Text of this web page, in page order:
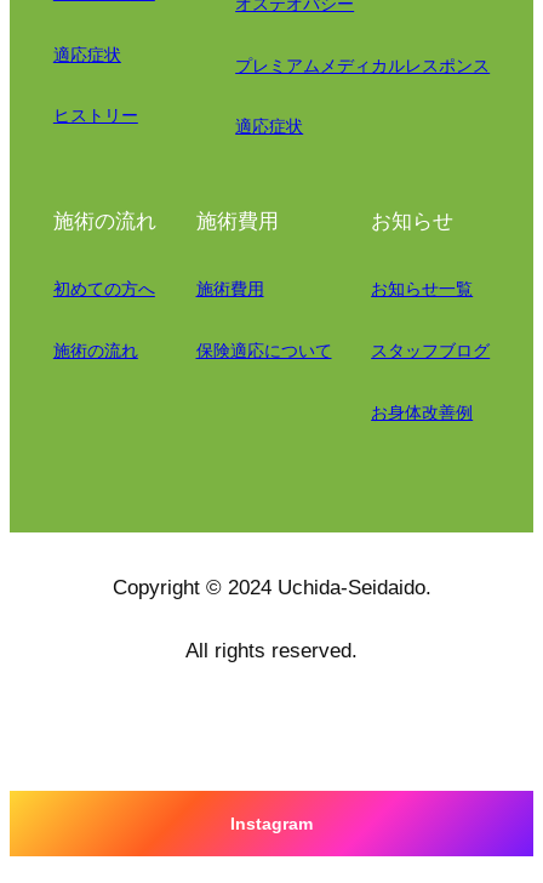
適応症状
ヒストリー
プレミアムメディカルレスポンス
適応症状
施術の流れ
初めての方へ
施術の流れ
施術費用
施術費用
保険適応について
お知らせ
お知らせ一覧
スタッフブログ
お身体改善例
Copyright © 2024 Uchida-Seidaido.
All rights reserved.
Instagram